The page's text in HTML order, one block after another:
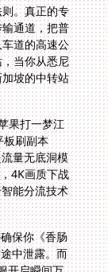
。真正的专
通道，把普
双向八车道的高速公
加油站，当你从悉尼
京或新加坡的中转站
果打一梦江
板刷副本
量无底洞模
4K画质下战
能分流技术
保你《香肠
中泄露。而
开启瞬间万